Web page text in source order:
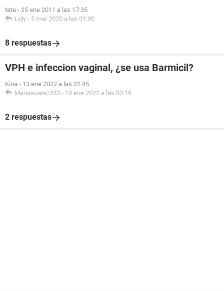
tata - 25 ene 2011 a las 17:35
Loly - 5 mar 2020 a las 01:00
8 respuestas
VPH e infeccion vaginal, ¿se usa Barmicil?
Kiria - 13 ene 2022 a las 22:45
Mariasuarez333 - 14 ene 2022 a las 03:16
2 respuestas